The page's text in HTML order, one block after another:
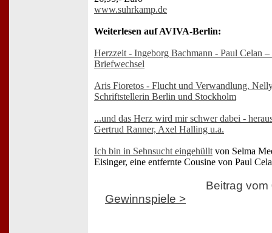
www.suhrkamp.de
Weiterlesen auf AVIVA-Berlin:
Herzzeit - Ingeborg Bachmann - Paul Celan –
Briefwechsel
Aris Fioretos - Flucht und Verwandlung.
Schriftstellerin Berlin und Stockholm
...und das Herz wird mir schwer dabei -
Gertrud Ranner, Axel Halling u.a.
Ich bin in Sehnsucht eingehüllt von Selma
Eisinger, eine entfernte Cousine von Paul
Gewinnspiele >
Beitrag